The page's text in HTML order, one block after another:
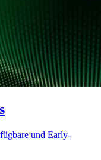
und Early-